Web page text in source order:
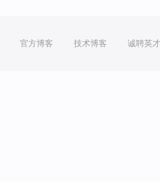
官方博客 技术博客 诚聘英才